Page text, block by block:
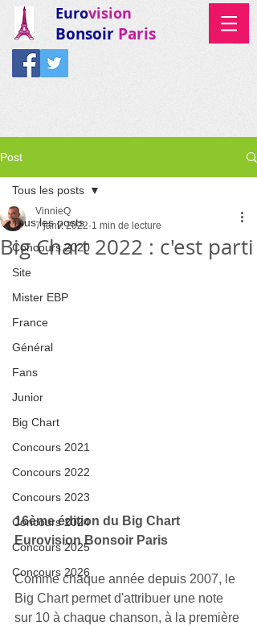
Eurovision
Bonsoir Paris
Post
Tous les posts
Concours 2020
Site
Mister EBP
France
Général
Fans
Junior
Big Chart
Concours 2021
Concours 2022
Concours 2023
Concours 2024
Concours 2025
Concours 2026
Tous les posts
Big Chart 2022 : c'est parti
VinnieQ
7 janv. 2022 1 min de lecture
16ème édition du Big Chart
Eurovision Bonsoir Paris
Comme chaque année depuis 2007, le
Big Chart permet d'attribuer une note
sur 10 à chaque chanson, à la première